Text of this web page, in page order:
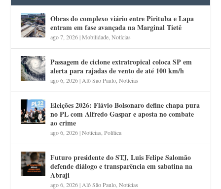
Obras do complexo viário entre Pirituba e Lapa
entram em fase avançada na Marginal Tietê
ago 7, 2026|Mobilidade ,Notícias
Passagem de ciclone extratropical coloca SP em
alerta para rajadas de vento de até 100 km/h
ago 6, 2026| Alô São Paulo ,Notícias
Eleições 2026: Flávio Bolsonaro define chapa pura
no PL com Alfredo Gaspar e aposta no combate
ao crime
ago 6, 2026|Notícias ,Política
Futuro presidente do STJ, Luis Felipe Salomão
defende diálogo e transparência em sabatina na
Abraji
ago 6, 2026| Alô São Paulo ,Notícias